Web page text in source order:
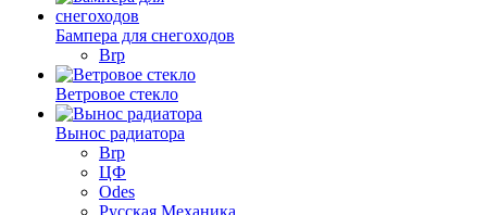
Бампера для снегоходов
Brp
Ветровое стекло
Вынос радиатора
Brp
ЦФ
Odes
Русская Механика